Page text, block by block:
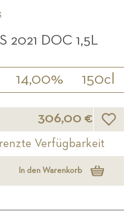
2021 DOC 1,5L
14,00% 150cl
306,00 €
Verfügbarkeit
In den Warenkorb